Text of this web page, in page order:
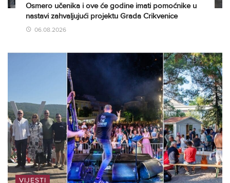
Osmero učenika i ove će godine imati pomoćnike u
nastavi zahvaljujući projektu Grada Crikvenice
06.08.2026
VIJESTI